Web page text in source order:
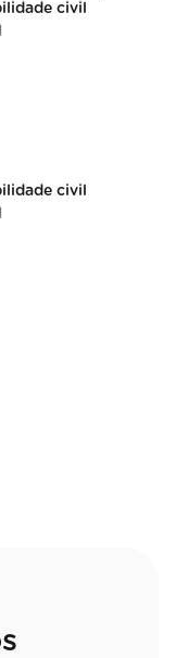
civil
civil